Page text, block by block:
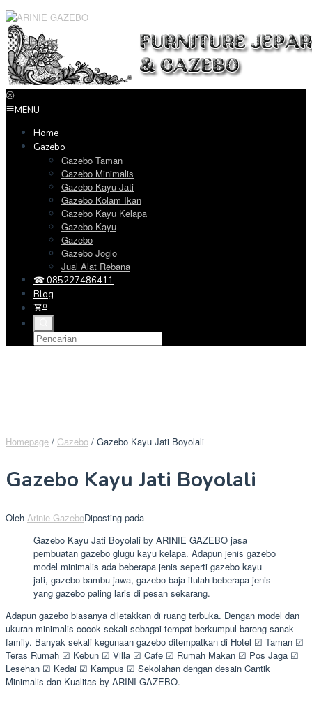
Loncat
ke
konten
MENU
Home
Gazebo
Gazebo Taman
Gazebo Minimalis
Gazebo Kayu Jati
Gazebo Kolam Ikan
Gazebo Kayu Kelapa
Gazebo Kayu
Gazebo
Gazebo Joglo
Jual Alat Rebana
☎ 085227486411
Blog
0
Homepage / Gazebo / Gazebo Kayu Jati Boyolali
Gazebo Kayu Jati Boyolali
Oleh Arinie GazeboDiposting pada
Gazebo Kayu Jati Boyolali by ARINIE GAZEBO jasa
pembuatan gazebo glugu kayu kelapa. Adapun jenis gazebo
model minimalis ada beberapa jenis seperti gazebo kayu
jati, gazebo bambu jawa, gazebo baja itulah beberapa jenis
yang gazebo paling laris di pesan sekarang.
Adapun gazebo biasanya diletakkan di ruang terbuka. Dengan model dan
ukuran minimalis cocok sekali sebagai tempat berkumpul bareng sanak
family. Banyak sekali kegunaan gazebo ditempatkan di Hotel ☑ Taman ☑
Teras Rumah ☑ Kebun ☑ Villa ☑ Cafe ☑ Rumah Makan ☑ Pos Jaga ☑
Lesehan ☑ Kedai ☑ Kampus ☑ Sekolahan dengan desain Cantik
Minimalis dan Kualitas by ARINI GAZEBO.